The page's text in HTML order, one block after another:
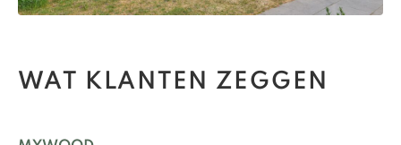
WAT KLANTEN ZEGGEN